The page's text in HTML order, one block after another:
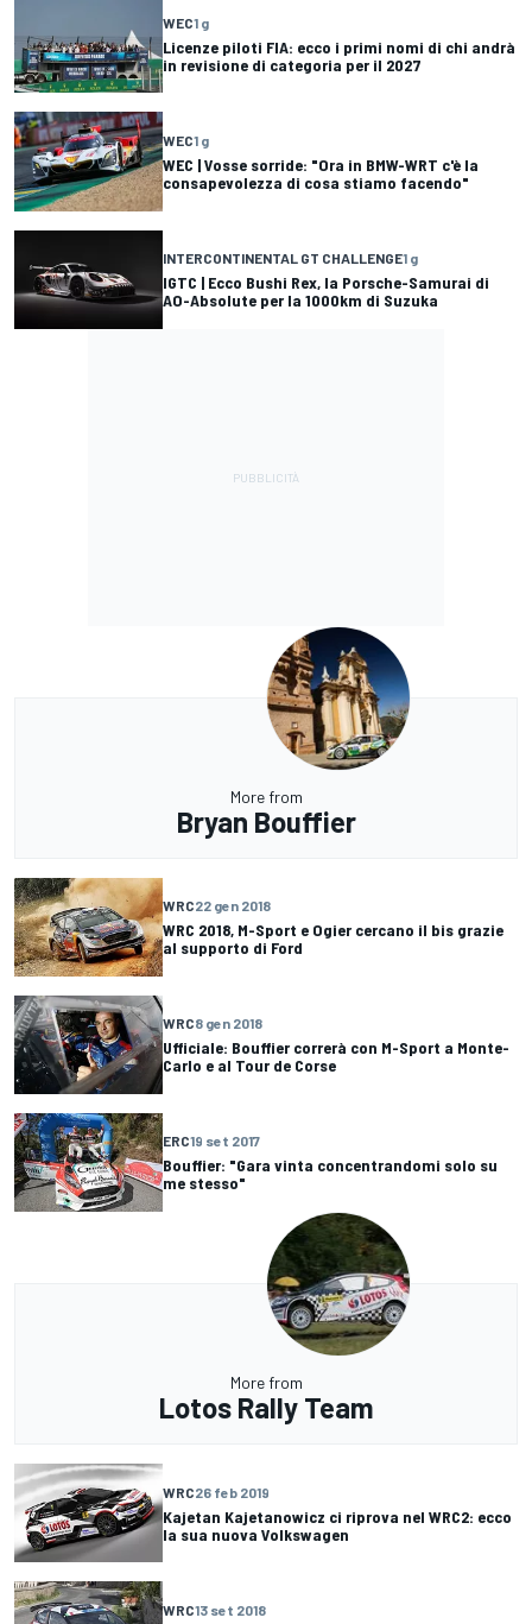
WEC1 g
Licenze piloti FIA: ecco i primi nomi di chi andrà
in revisione di categoria per il 2027
WEC1 g
WEC | Vosse sorride: "Ora in BMW-WRT c'è la
consapevolezza di cosa stiamo facendo"
INTERCONTINENTAL GT CHALLENGE1 g
IGTC | Ecco Bushi Rex, la Porsche-Samurai di
AO-Absolute per la 1000km di Suzuka
More from
Bryan Bouffier
WRC22 gen 2018
WRC 2018, M-Sport e Ogier cercano il bis grazie
al supporto di Ford
WRC8 gen 2018
Ufficiale: Bouffier correrà con M-Sport a Monte-
Carlo e al Tour de Corse
ERC19 set 2017
Bouffier: "Gara vinta concentrandomi solo su
me stesso"
More from
Lotos Rally Team
WRC26 feb 2019
Kajetan Kajetanowicz ci riprova nel WRC2: ecco
la sua nuova Volkswagen
WRC13 set 2018